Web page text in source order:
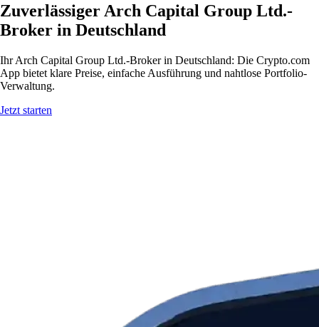
Zuverlässiger Arch Capital Group Ltd.-
Broker in Deutschland
Ihr Arch Capital Group Ltd.-Broker in Deutschland: Die Crypto.com
App bietet klare Preise, einfache Ausführung und nahtlose Portfolio-
Verwaltung.
Jetzt starten